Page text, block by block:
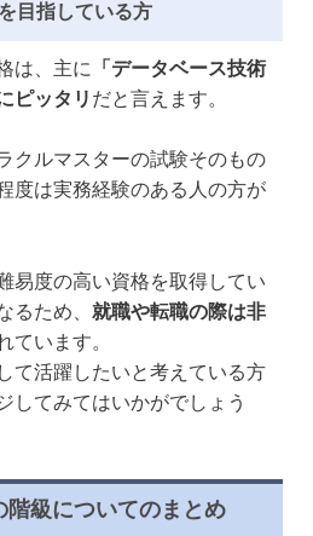
目指している方
は、主に
「データベース技術
ピッタリ だと言えます。
クルマスターの試験そのもの
度は実務経験のある人の方が
易度の高い資格を取得してい
るため、 就職や転職の際は非
ています。
て活躍したいと考えている方
してみてはいかがでしょう
階級についてのまとめ